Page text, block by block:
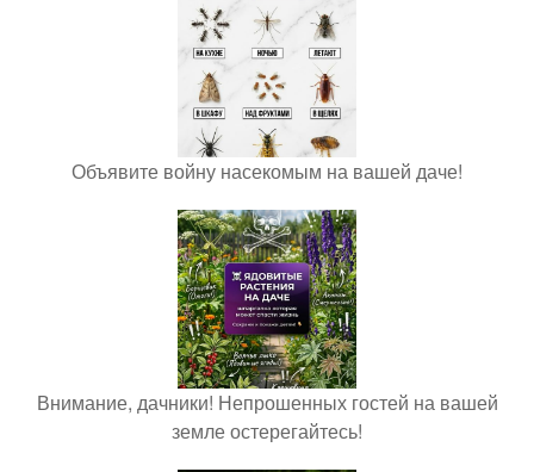
Объявите войну насекомым на вашей даче!
Внимание, дачники! Непрошенных гостей на вашей
земле остерегайтесь!